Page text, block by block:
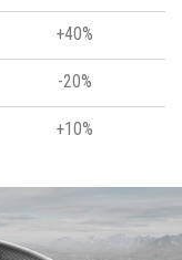
+40%
-20%
+10%